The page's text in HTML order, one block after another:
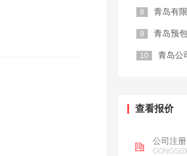
青岛有限
青岛预
青岛公
查看报价
公司注册